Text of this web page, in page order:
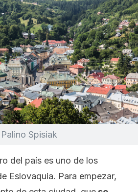
Spisiak
del país es uno de los
Eslovaquia. Para empezar,